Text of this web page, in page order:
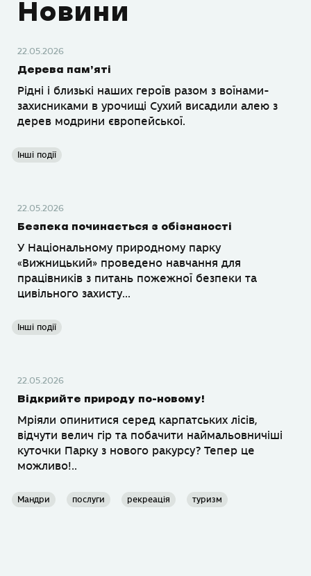
Новини
22.05.2026
Дерева пам’яті
Рідні і близькі наших героїв разом з воїнами-
захисниками в урочищі Сухий висадили алею з
дерев модрини європейської.
Інші події
22.05.2026
Безпека починається з обізнаності
У Національному природному парку
«Вижницький» проведено навчання для
працівників з питань пожежної безпеки та
цивільного захисту...
Інші події
22.05.2026
Відкрийте природу по-новому!
Мріяли опинитися серед карпатських лісів,
відчути велич гір та побачити наймальовничіші
куточки Парку з нового ракурсу? Тепер це
можливо!..
Мандри послуги рекреація туризм